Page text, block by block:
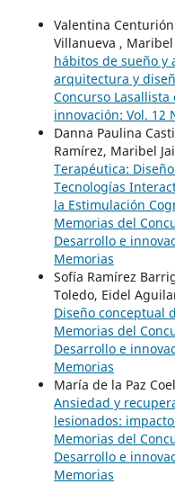
Valentina
Villanueva , Maribel
hábitos de sueño y
arquitectura y
Concurso
innovación: Vol. 12
Danna Paulina
Ramírez, Maribel
Terapéutica:
Tecnologías
la Estimulación
Memorias del
Desarrollo e
Memorias
Sofía Ramírez
Toledo, Eidel
Diseño conceptual
Memorias del
Desarrollo e
Memorias
María de la Paz
Ansiedad y
lesionados:
Memorias del
Desarrollo e
Memorias